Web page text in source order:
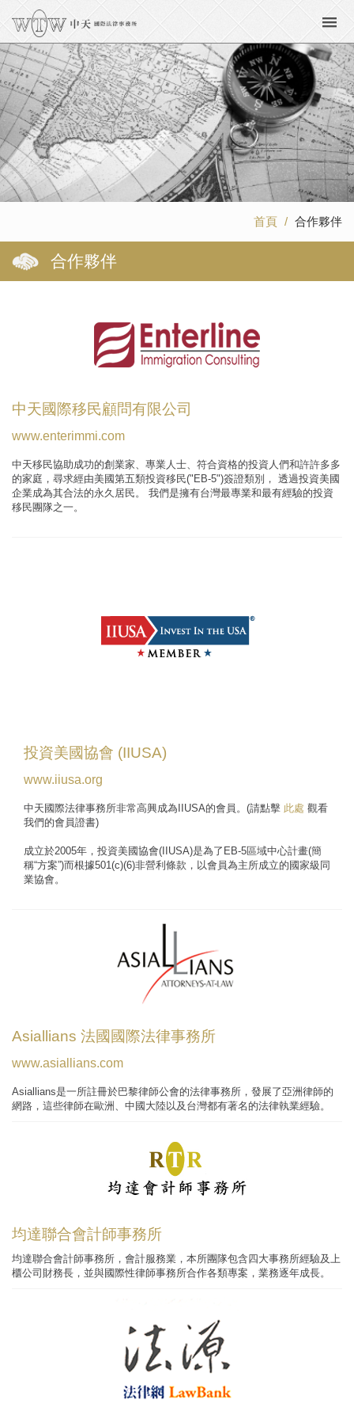
首頁 合作夥伴
合作夥伴
中天國際移民顧問有限公司
www.enterimmi.com
中天移民協助成功的創業家、專業人士、符合資格的投資人們和許許多多
的家庭，尋求經由美國第五類投資移民("EB-5")簽證類別， 透過投資美國
企業成為其合法的永久居民。 我們是擁有台灣最專業和最有經驗的投資
移民團隊之一。
投資美國協會 (IIUSA)
www.iiusa.org
中天國際法律事務所非常高興成為IIUSA的會員。(請點擊 此處 觀看
我們的會員證書)
成立於2005年，投資美國協會(IIUSA)是為了EB-5區域中心計畫(簡
稱“方案”)而根據501(c)(6)非營利條款，以會員為主所成立的國家級同
業協會。
Asiallians 法國國際法律事務所
www.asiallians.com
Asiallians是一所註冊於巴黎律師公會的法律事務所，發展了亞洲律師的
網路，這些律師在歐洲、中國大陸以及台灣都有著名的法律執業經驗。
均達聯合會計師事務所
均達聯合會計師事務所，會計服務業，本所團隊包含四大事務所經驗及上
櫃公司財務長，並與國際性律師事務所合作各類專案，業務逐年成長。